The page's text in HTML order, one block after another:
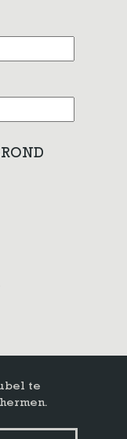
te